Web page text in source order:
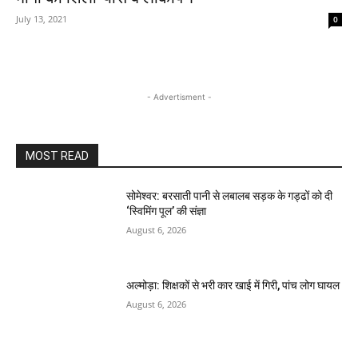
July 13, 2021 0
- Advertisment -
MOST READ
सोमेश्वर: बरसाती पानी से लबालब सड़क के गड्ढों को दी
‘स्विमिंग पूल’ की संज्ञा
August 6, 2026
अल्मोड़ा: शिक्षकों से भरी कार खाई में गिरी, पांच लोग घायल
August 6, 2026